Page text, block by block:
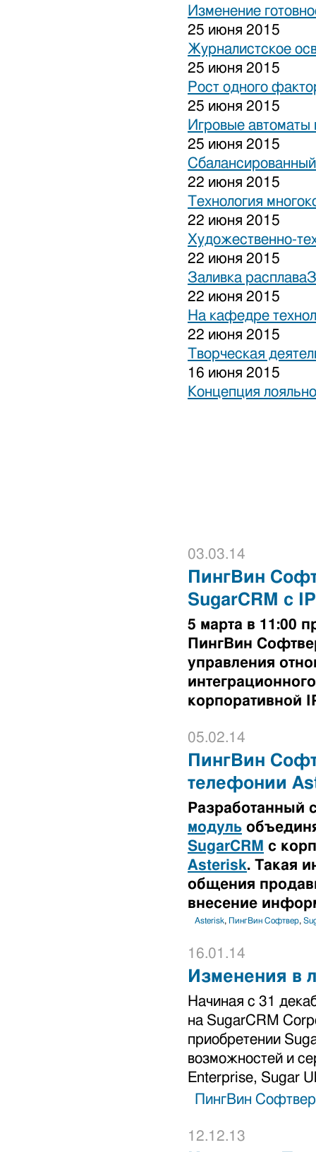
Изменение
25 июня 2015
Журналистское
25 июня 2015
Рост одного
25 июня 2015
Игровые
25 июня 2015
22 июня 2015
Технология
22 июня 2015
Художественно-
22 июня 2015
Заливка
22 июня 2015
На кафедре
22 июня 2015
Творческая
16 июня 2015
Концепция
03.03.14
ПингВин
SugarCRM с
5 марта в 11:00
ПингВин
управления
корпоративной
05.02.14
ПингВин
телефонии
Разработанный
модуль
SugarCRM с
Asterisk. Такая
общения
внесение
Asterisk, ПингВин Софтвер,
16.01.14
Изменения в
Начиная с 31
на SugarCRM
приобретении
возможностей и
Enterprise, Sugar
ПингВин Софтвер
12.12.13